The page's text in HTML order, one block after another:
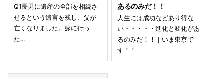
Q1長男に遺産の全部を相続さ
せるという遺言を残し、父が
亡くなりました。嫁に行っ
た…
あるのみだ！！
人生には成功などあり得な
い・・・・・進化と変化があ
るのみだ！！｜いま東京で
す！！…